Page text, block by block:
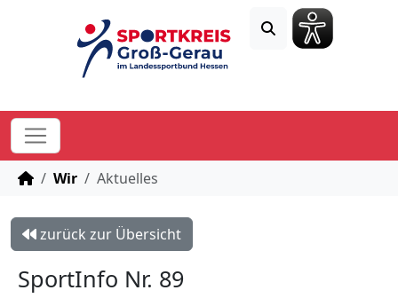
STARTSEITE
Wir Aktuelles
zurück zur Übersicht
SportInfo Nr. 89